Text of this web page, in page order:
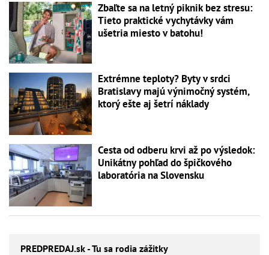
Zbaľte sa na letný piknik bez stresu:
Tieto praktické vychytávky vám
ušetria miesto v batohu!
Extrémne teploty? Byty v srdci
Bratislavy majú výnimočný systém,
ktorý ešte aj šetrí náklady
Cesta od odberu krvi až po výsledok:
Unikátny pohľad do špičkového
laboratória na Slovensku
PREDPREDAJ.sk - Tu sa rodia zážitky